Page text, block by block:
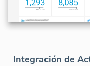
Integración de